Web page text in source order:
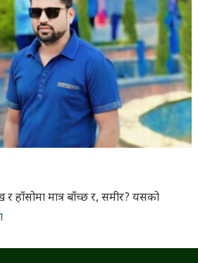
र हाँसोमा मात्र बाँच्छ र, समीर? यसको